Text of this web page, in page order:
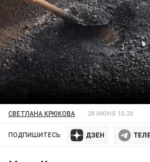
СВЕТЛАНА КРЮКОВА 28 ИЮНЯ 10:20
ПОДПИШИТЕСЬ: